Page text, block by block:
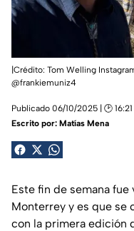
|Crédito: Tom Welling
@frankiemuniz4
Publicado 06/10/2025 | 🕑 16:21
Escrito por: Matías Mena
Este fin de semana
Monterrey y es que se
con la primera edición